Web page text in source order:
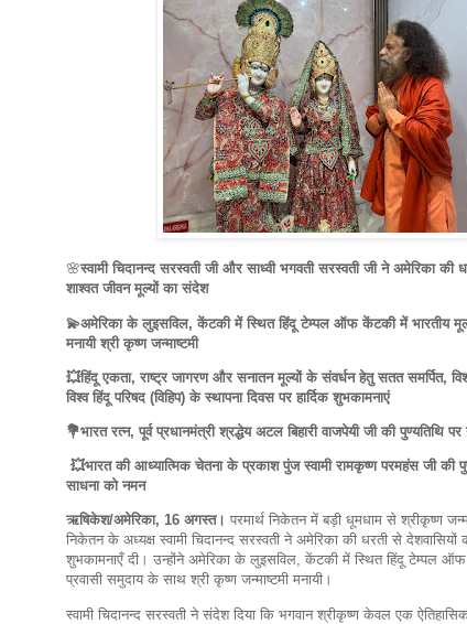
🌸स्वामी चिदानन्द सरस्वती जी और साध्वी भगवती सरस्वती जी ने अमेरिका की
शाश्वत जीवन मूल्यों का संदेश
💫अमेरिका के लुइसविल, केंटकी में स्थित हिंदू टेम्पल ऑफ केंटकी में भारतीय
मनायी श्री कृष्ण जन्माष्टमी
💥हिंदू एकता, राष्ट्र जागरण और सनातन मूल्यों के संवर्धन हेतु सतत समर्पित,
विश्व हिंदू परिषद (विहिप) के स्थापना दिवस पर हार्दिक शुभकामनाएं
💐भारत रत्न, पूर्व प्रधानमंत्री श्रद्धेय अटल बिहारी वाजपेयी जी की पुण्यतिथि पर
💥भारत की आध्यात्मिक चेतना के प्रकाश पुंज स्वामी रामकृष्ण परमहंस जी की
साधना को नमन
ऋषिकेश/अमेरिका, 16 अगस्त। परमार्थ निकेतन में बड़ी धूमधाम से श्रीकृष्ण
निकेतन के अध्यक्ष स्वामी चिदानन्द सरस्वती ने अमेरिका की धरती से देशवासियों
शुभकामनाएँ दी। उन्होंने अमेरिका के लुइसविल, केंटकी में स्थित हिंदू टेम्पल
प्रवासी समुदाय के साथ श्री कृष्ण जन्माष्टमी मनायी।
स्वामी चिदानन्द सरस्वती ने संदेश दिया कि भगवान श्रीकृष्ण केवल एक ऐतिहासिक